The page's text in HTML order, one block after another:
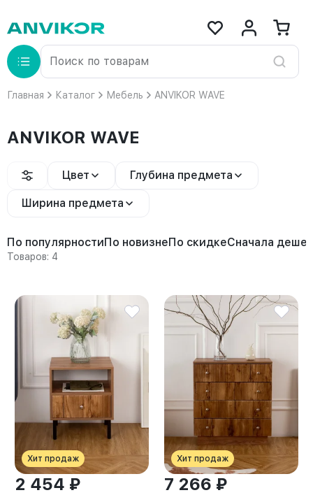
Главная Каталог Мебель ANVIKOR WAVE
ANVIKOR WAVE
Цвет Глубина предмета
Ширина предмета
По популярностиПо новизнеПо скидкеСначала
Товаров: 4
Хит продаж
2 454 ₽
Хит продаж
7 266 ₽